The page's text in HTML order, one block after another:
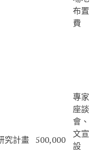
布置
費
究計畫 500,000
專家
座談
會、
文宣
設